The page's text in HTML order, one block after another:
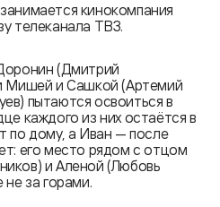
кинокомпания
телеканала ТВ3.
(Дмитрий
Мишей и Сашкой (Артемий
пытаются освоиться в
каждого из них остаётся в
по дому, а Иван — после
его место рядом с отцом
и Аленой (Любовь
за горами.